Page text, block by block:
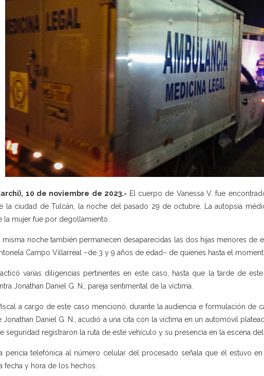
10 de noviembre de 2023.- El cuerpo de Vanessa V. fue
la ciudad de Tulcán, la noche del pasado 29 de octubre. La autopsia
la mujer fue por degollamiento.
misma noche también permanecen desaparecidas las dos hijas menores de
Campo Villarreal –de 3 y 9 años de edad– de quienes hasta el
varias diligencias pertinentes en este caso, hasta que la tarde de
Jonathan Daniel G. N., pareja sentimental de la víctima.
a cargo de este caso mencionó, durante la audiencia e formulación de
Jonathan Daniel G. N., acudió a una cita con la víctima en un automóvil
seguridad registraron la ruta de este vehículo y su presencia en la escena del
pericia telefónica al número celular del procesado señala que él estuvo
fecha y hora de los hechos.